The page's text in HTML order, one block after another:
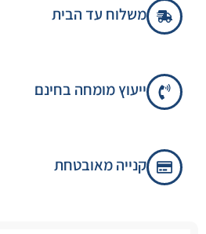
משלוח עד הבית
ייעוץ מומחה בחינם
קנייה מאובטחת